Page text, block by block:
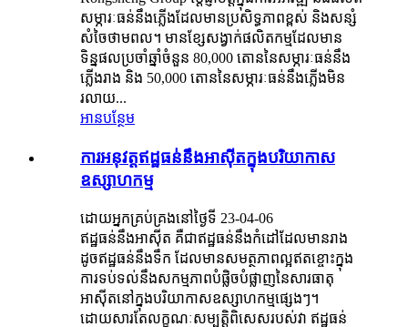
សម្ភារៈធន់នឹងភ្លើងដែលមានប្រសិទ្ធភាពខ្ពស់ និងសន្សំ
សំចៃថាមពល។ មានខ្សែសង្វាក់ផលិតកម្មដែលមាន
ទិន្នផលប្រចាំឆ្នាំចំនួន 80,000 តោននៃសម្ភារៈធន់នឹង
ភ្លើងរាង និង 50,000 តោននៃសម្ភារៈធន់នឹងភ្លើងមិន
រលាយ...
អានបន្ថែម
ការអនុវត្តឥដ្ឋធន់នឹងអាស៊ីតក្នុងបរិយាកាស
ឧស្សាហកម្ម
ដោយអ្នកគ្រប់គ្រងនៅថ្ងៃទី 23-04-06
ឥដ្ឋធន់នឹងអាស៊ីត គឺជាឥដ្ឋធន់នឹងកំដៅដែលមានរាង
ដូចឥដ្ឋធន់នឹងទឹក ដែលមានសមត្ថភាពល្អឥតខ្ចោះក្នុង
ការទប់ទល់នឹងសកម្មភាពបំផ្លិចបំផ្លាញនៃសារធាតុ
អាស៊ីតនៅក្នុងបរិយាកាសឧស្សាហកម្មផ្សេងៗ។
ដោយសារតែលក្ខណៈសម្បត្តិពិសេសរបស់វា ឥដ្ឋធន់